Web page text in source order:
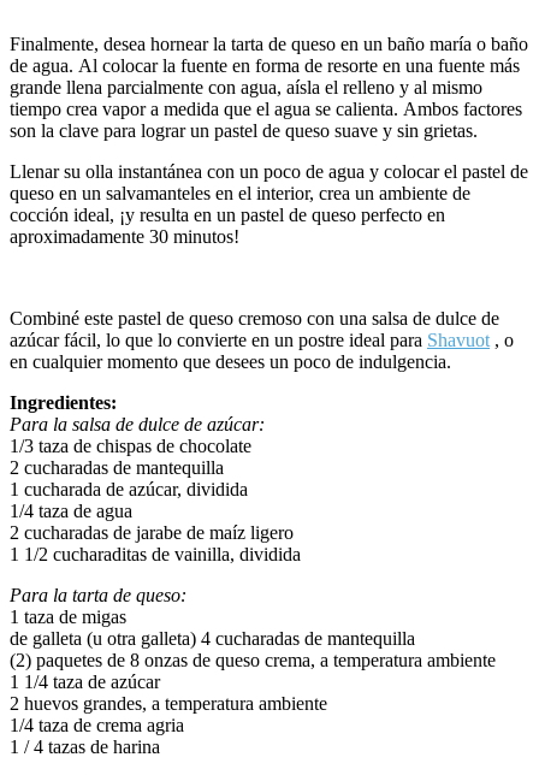
Finalmente, desea hornear la tarta de queso en un baño maría o baño
de agua. Al colocar la fuente en forma de resorte en una fuente más
grande llena parcialmente con agua, aísla el relleno y al mismo
tiempo crea vapor a medida que el agua se calienta. Ambos factores
son la clave para lograr un pastel de queso suave y sin grietas.
Llenar su olla instantánea con un poco de agua y colocar el pastel de
queso en un salvamanteles en el interior, crea un ambiente de
cocción ideal, ¡y resulta en un pastel de queso perfecto en
aproximadamente 30 minutos!
Combiné este pastel de queso cremoso con una salsa de dulce de
azúcar fácil, lo que lo convierte en un postre ideal para Shavuot , o
en cualquier momento que desees un poco de indulgencia.
Ingredientes:
Para la salsa de dulce de azúcar:
1/3 taza de chispas de chocolate
2 cucharadas de mantequilla
1 cucharada de azúcar, dividida
1/4 taza de agua
2 cucharadas de jarabe de maíz ligero
1 1/2 cucharaditas de vainilla, dividida
Para la tarta de queso:
1 taza de migas
de galleta (u otra galleta) 4 cucharadas de mantequilla
(2) paquetes de 8 onzas de queso crema, a temperatura ambiente
1 1/4 taza de azúcar
2 huevos grandes, a temperatura ambiente
1/4 taza de crema agria
1 / 4 tazas de harina